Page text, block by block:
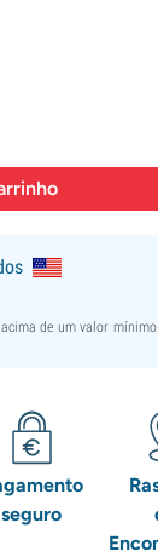
de um valor mínimo.
seguro